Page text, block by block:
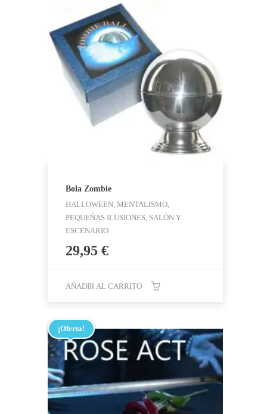
Bola Zombie
HALLOWEEN, MENTALISMO,
PEQUEÑAS ILUSIONES, SALÓN Y
ESCENARIO
29,95 €
AÑADIR AL CARRITO
¡Oferta!